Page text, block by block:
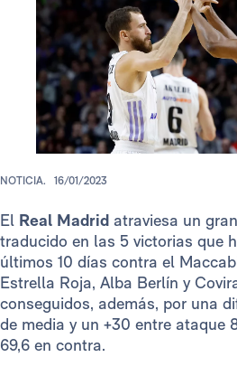
NOTICIA. 16/01/2023
El Real Madrid atraviesa un
traducido en las 5 victorias que
últimos 10 días contra el
Estrella Roja, Alba Berlín y
conseguidos, además, por una
de media y un +30 entre ataque
69,6 en contra.